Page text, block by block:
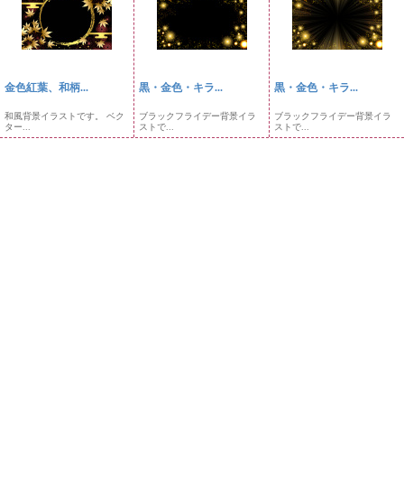
金色紅葉、和柄...
和風背景イラストです。 ベク
ター...
黒・金色・キラ...
ブラックフライデー背景イラ
ストで...
黒・金色・キラ...
ブラックフライデー背景イラ
ストで...